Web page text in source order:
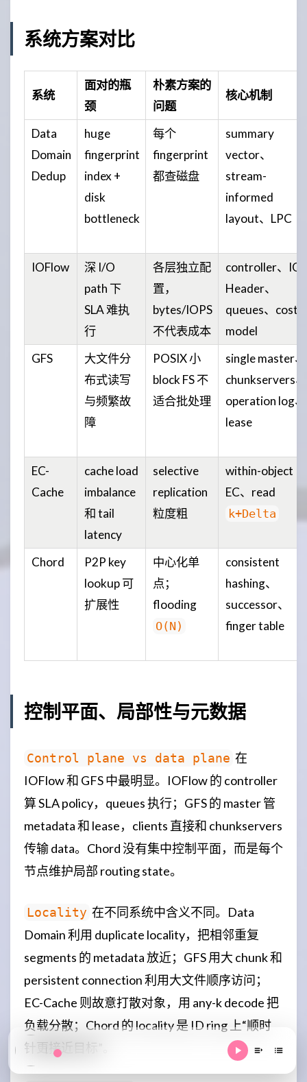
系统方案对比
系统
面对的瓶
颈
朴素方案的
问题
核心机制
Data
Domain
Dedup
huge
fingerprint
index +
disk
bottleneck
每个
fingerprint
都查磁盘
summary
vector、
stream-
informed
layout、LPC
IOFlow
深 I/O
path 下
SLA 难执
行
各层独立配
置，
bytes/IOPS
不代表成本
controller、IO
Header、
queues、cost
model
GFS
大文件分
布式读写
与频繁故
障
POSIX 小
block FS 不
适合批处理
single master、
chunkservers、
operation log、
lease
EC-
Cache
cache load
imbalance
和 tail
latency
selective
replication
粒度粗
within-object
EC、read
k+Delta
Chord
P2P key
lookup 可
扩展性
中心化单
点；
flooding
O(N)
consistent
hashing、
successor、
finger table
控制平面、局部性与元数据
Control plane vs data plane 在
IOFlow 和 GFS 中最明显。IOFlow 的 controller
算 SLA policy，queues 执行；GFS 的 master 管
metadata 和 lease，clients 直接和 chunkservers
传输 data。Chord 没有集中控制平面，而是每个
节点维护局部 routing state。
Locality 在不同系统中含义不同。Data
Domain 利用 duplicate locality，把相邻重复
segments 的 metadata 放近；GFS 用大 chunk 和
persistent connection 利用大文件顺序访问；
EC-Cache 则故意打散对象，用 any-k decode 把
负载分散；Chord 的 locality 是 ID ring 上“顺时
针更接近目标”。